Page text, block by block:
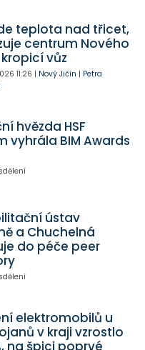
teplota nad třicet,
centrum Nového
vůz
11:26 | Nový Jičín | Petra
hvězda HSF
vyhrála BIM Awards
ústav
a Chuchelná
do péče peer
elektromobilů u
v kraji vzrostlo
na špici poprvé